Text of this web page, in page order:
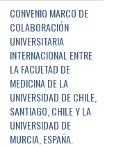
CONVENIO MARCO DE
COLABORACIÓN
UNIVERSITARIA
INTERNACIONAL ENTRE
LA FACULTAD DE
MEDICINA DE LA
UNIVERSIDAD DE CHILE,
SANTIAGO, CHILE Y LA
UNIVERSIDAD DE
MURCIA, ESPAÑA.